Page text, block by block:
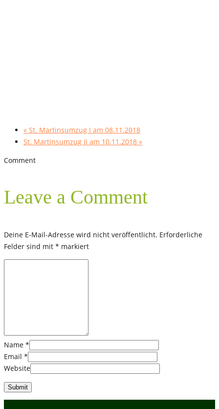
« St. Martinsumzug I am 08.11.2018
St. Martinsumzug II am 10.11.2018 »
Comment
Leave a Comment
Deine E-Mail-Adresse wird nicht veröffentlicht. Erforderliche
Felder sind mit * markiert
Name *
Email *
Website